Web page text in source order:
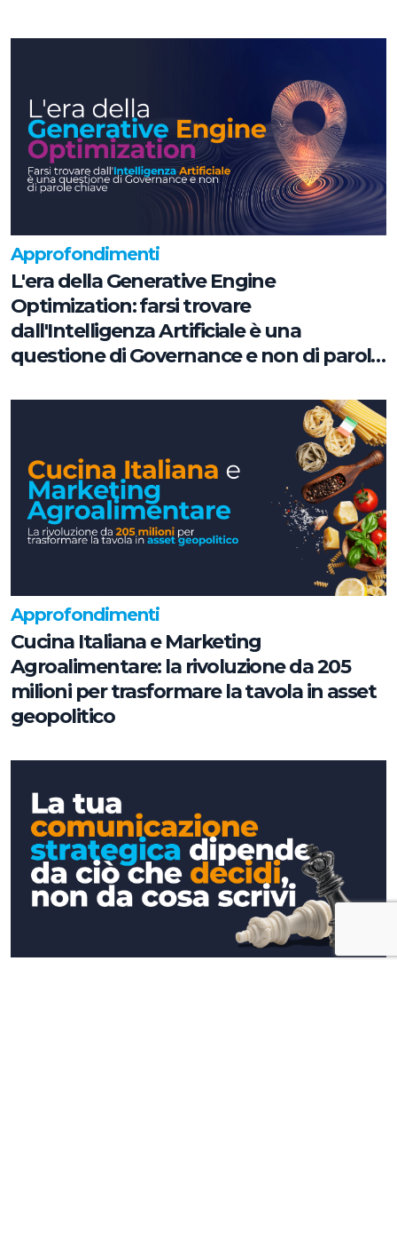
Approfondimenti
L'era della Generative Engine
Optimization: farsi trovare
dall'Intelligenza Artificiale è una
questione di Governance e non di parole
Approfondimenti
Cucina Italiana e Marketing
Agroalimentare: la rivoluzione da 205
milioni per trasformare la tavola in asset
geopolitico